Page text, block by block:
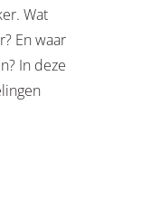
Wat
En waar
In deze